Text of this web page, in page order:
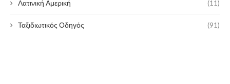
Λατινική Αμερική (11)
Ταξιδιωτικός Οδηγός (91)